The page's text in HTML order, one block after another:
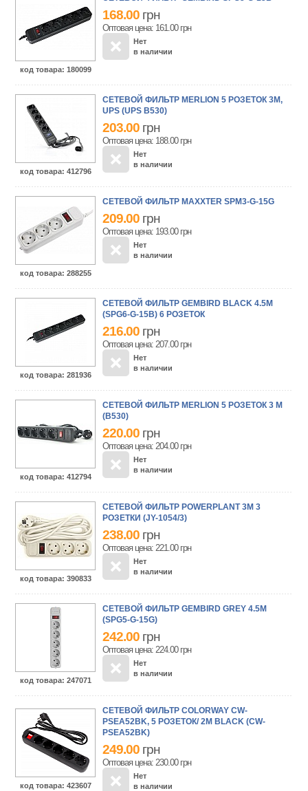
код товара: 180099
168.00 грн
Оптовая цена: 161.00 грн
Нет
в наличии
код товара: 412796
СЕТЕВОЙ ФИЛЬТР MERLION 5 РОЗЕТОК 3М,
UPS (UPS B530)
203.00 грн
Оптовая цена: 188.00 грн
Нет
в наличии
код товара: 288255
СЕТЕВОЙ ФИЛЬТР MAXXTER SPM3-G-15G
209.00 грн
Оптовая цена: 193.00 грн
Нет
в наличии
код товара: 281936
СЕТЕВОЙ ФИЛЬТР GEMBIRD BLACK 4.5М
(SPG6-G-15B) 6 РОЗЕТОК
216.00 грн
Оптовая цена: 207.00 грн
Нет
в наличии
код товара: 412794
СЕТЕВОЙ ФИЛЬТР MERLION 5 РОЗЕТОК 3 М
(B530)
220.00 грн
Оптовая цена: 204.00 грн
Нет
в наличии
код товара: 390833
СЕТЕВОЙ ФИЛЬТР POWERPLANT 3М 3
РОЗЕТКИ (JY-1054/3)
238.00 грн
Оптовая цена: 221.00 грн
Нет
в наличии
код товара: 247071
СЕТЕВОЙ ФИЛЬТР GEMBIRD GREY 4.5М
(SPG5-G-15G)
242.00 грн
Оптовая цена: 224.00 грн
Нет
в наличии
код товара: 423607
СЕТЕВОЙ ФИЛЬТР COLORWAY CW-
PSEA52BK, 5 РОЗЕТОК/ 2M BLACK (CW-
PSEA52BK)
249.00 грн
Оптовая цена: 230.00 грн
Нет
в наличии